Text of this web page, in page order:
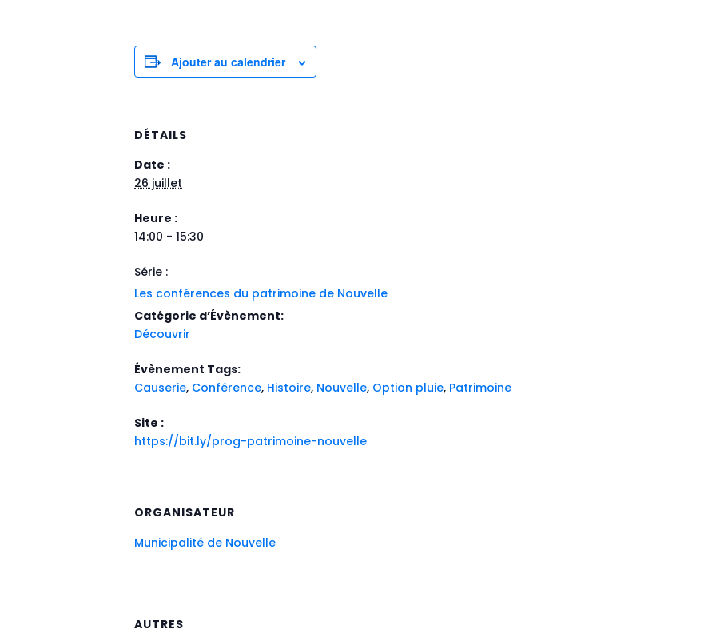
Ajouter au calendrier
DÉTAILS
Date :
26 juillet
Heure :
14:00 - 15:30
Série :
Les conférences du patrimoine de Nouvelle
Catégorie d’Évènement:
Découvrir
Évènement Tags:
Causerie, Conférence, Histoire, Nouvelle, Option pluie, Patrimoine
Site :
https://bit.ly/prog-patrimoine-nouvelle
ORGANISATEUR
Municipalité de Nouvelle
AUTRES